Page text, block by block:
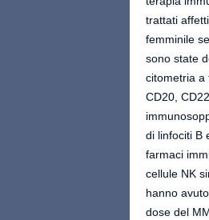
trattati
femminile
sono state
citometria a
CD20,
di linfociti B
farmaci
cellule NK
hanno
dose del